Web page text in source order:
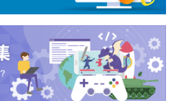
回（4月）
発作業
Framework）を用いて、現場
の内容